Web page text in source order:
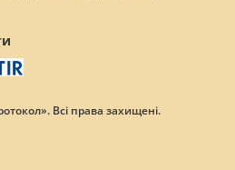
Всі права захищені.